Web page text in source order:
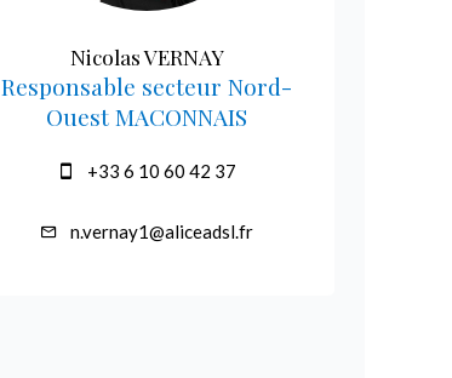
Nicolas VERNAY
Responsable secteur Nord-
Ouest MACONNAIS
+33 6 10 60 42 37
n.vernay1@aliceadsl.fr